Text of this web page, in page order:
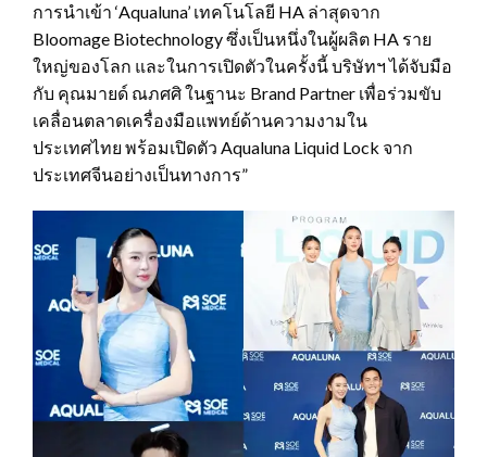
การนำเข้า ‘Aqualuna’ เทคโนโลยี HA ล่าสุดจาก
Bloomage Biotechnology ซึ่งเป็นหนึ่งในผู้ผลิต HA ราย
ใหญ่ของโลก และในการเปิดตัวในครั้งนี้ บริษัทฯ ได้จับมือ
กับ คุณมายด์ ณภศศิ ในฐานะ Brand Partner เพื่อร่วมขับ
เคลื่อนตลาดเครื่องมือแพทย์ด้านความงามใน
ประเทศไทย พร้อมเปิดตัว Aqualuna Liquid Lock จาก
ประเทศจีนอย่างเป็นทางการ”